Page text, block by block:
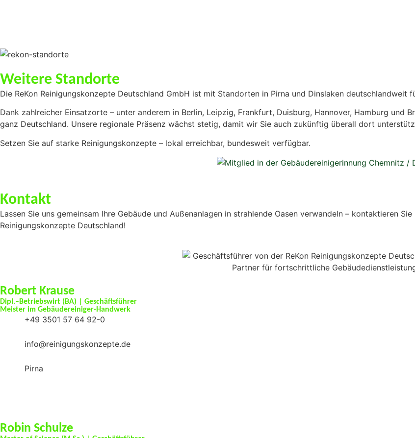
Weitere Standorte
Die ReKon Reinigungskonzepte Deutschland GmbH ist mit Standorten in Pirna und Dinslaken deutschlandweit
Dank zahlreicher Einsatzorte – unter anderem in Berlin, Leipzig, Frankfurt, Duisburg, Hannover, Hamburg und
ganz Deutschland. Unsere regionale Präsenz wächst stetig, damit wir Sie auch zukünftig überall dort
Setzen Sie auf starke Reinigungskonzepte – lokal erreichbar, bundesweit verfügbar.
Kontakt
Lassen Sie uns gemeinsam Ihre Gebäude und Außenanlagen in strahlende Oasen verwandeln – kontaktieren
Reinigungskonzepte Deutschland!
Robert Krause
Dipl.–Betriebswirt (BA) | Geschäftsführer
Meister im Gebäudereiniger-Handwerk
+49 3501 57 64 92-0
info@reinigungskonzepte.de
Pirna
Robin Schulze